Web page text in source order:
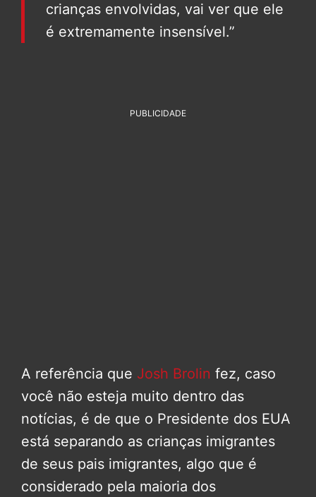
crianças envolvidas, vai ver que ele
é extremamente insensível.”
PUBLICIDADE
A referência que Josh Brolin fez, caso
você não esteja muito dentro das
notícias, é de que o Presidente dos EUA
está separando as crianças imigrantes
de seus pais imigrantes, algo que é
considerado pela maioria dos